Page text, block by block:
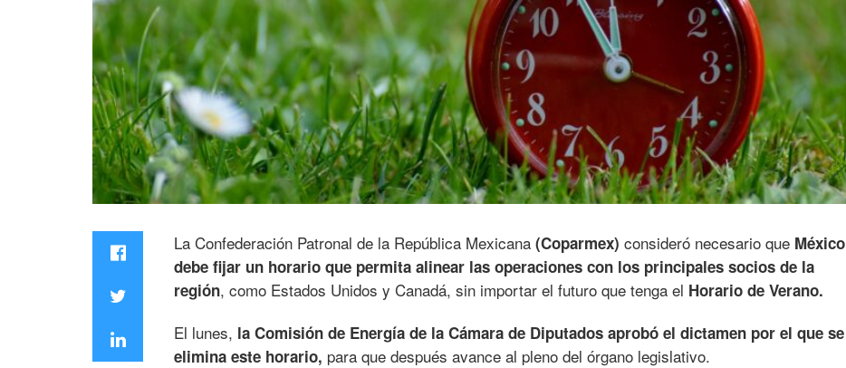
La Confederación Patronal de la República Mexicana (Coparmex) consideró necesario que México
debe fijar un horario que permita alinear las operaciones con los principales socios de la
región, como Estados Unidos y Canadá, sin importar el futuro que tenga el Horario de Verano.
El lunes, la Comisión de Energía de la Cámara de Diputados aprobó el dictamen por el que se
elimina este horario, para que después avance al pleno del órgano legislativo.